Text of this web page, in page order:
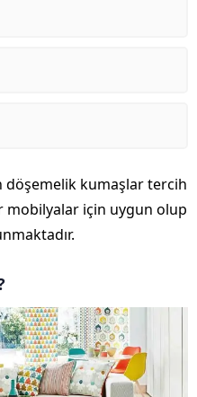
döşemelik kumaşlar tercih
mobilyalar için uygun olup